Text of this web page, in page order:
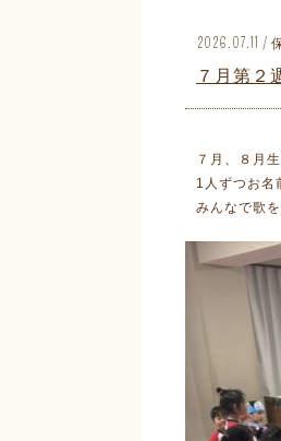
2026.07.11 /
７月第２
７月、８月
1人ずつお名
みんなで歌